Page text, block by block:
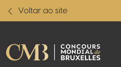
Voltar ao site